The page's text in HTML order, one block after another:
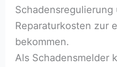
Schadensregulierung
Reparaturkosten zur
bekommen.
Als Schadensmelder